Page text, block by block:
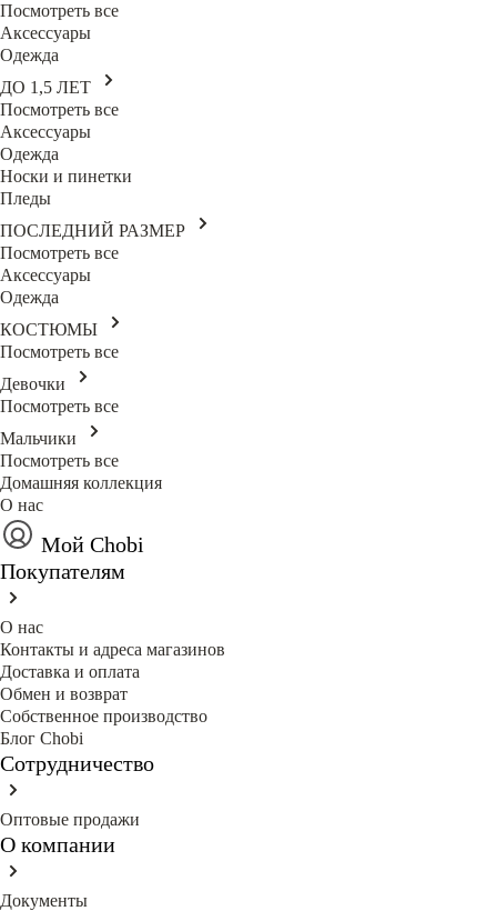
Посмотреть все
Аксессуары
Одежда
ДО 1,5 ЛЕТ
Посмотреть все
Аксессуары
Одежда
Носки и пинетки
Пледы
ПОСЛЕДНИЙ РАЗМЕР
Посмотреть все
Аксессуары
Одежда
КОСТЮМЫ
Посмотреть все
Девочки
Посмотреть все
Мальчики
Посмотреть все
Домашняя коллекция
О нас
Мой Chobi
Покупателям
О нас
Контакты и адреса магазинов
Доставка и оплата
Обмен и возврат
Собственное производство
Блог Сhobi
Сотрудничество
Оптовые продажи
О компании
Документы